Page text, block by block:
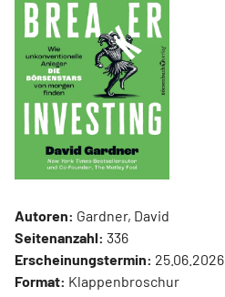
Autoren: Gardner, David
Seitenanzahl: 336
Erscheinungstermin: 25.06.2026
Format: Klappenbroschur